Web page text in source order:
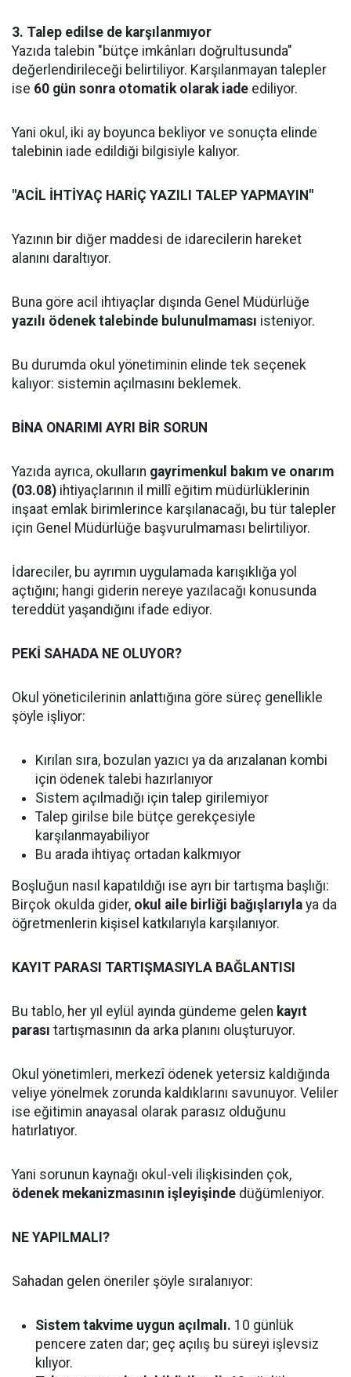
3. Talep edilse de karşılanmıyor
Yazıda talebin "bütçe imkânları doğrultusunda"
değerlendirileceği belirtiliyor. Karşılanmayan talepler
ise 60 gün sonra otomatik olarak iade ediliyor.
Yani okul, iki ay boyunca bekliyor ve sonuçta elinde
talebinin iade edildiği bilgisiyle kalıyor.
"ACİL İHTİYAÇ HARİÇ YAZILI TALEP YAPMAYIN"
Yazının bir diğer maddesi de idarecilerin hareket
alanını daraltıyor.
Buna göre acil ihtiyaçlar dışında Genel Müdürlüğe
yazılı ödenek talebinde bulunulmaması isteniyor.
Bu durumda okul yönetiminin elinde tek seçenek
kalıyor: sistemin açılmasını beklemek.
BİNA ONARIMI AYRI BİR SORUN
Yazıda ayrıca, okulların gayrimenkul bakım ve onarım
(03.08) ihtiyaçlarının il millî eğitim müdürlüklerinin
inşaat emlak birimlerince karşılanacağı, bu tür talepler
için Genel Müdürlüğe başvurulmaması belirtiliyor.
İdareciler, bu ayrımın uygulamada karışıklığa yol
açtığını; hangi giderin nereye yazılacağı konusunda
tereddüt yaşandığını ifade ediyor.
PEKİ SAHADA NE OLUYOR?
Okul yöneticilerinin anlattığına göre süreç genellikle
şöyle işliyor:
Kırılan sıra, bozulan yazıcı ya da arızalanan kombi
için ödenek talebi hazırlanıyor
Sistem açılmadığı için talep girilemiyor
Talep girilse bile bütçe gerekçesiyle
karşılanmayabiliyor
Bu arada ihtiyaç ortadan kalkmıyor
Boşluğun nasıl kapatıldığı ise ayrı bir tartışma başlığı:
Birçok okulda gider, okul aile birliği bağışlarıyla ya da
öğretmenlerin kişisel katkılarıyla karşılanıyor.
KAYIT PARASI TARTIŞMASIYLA BAĞLANTISI
Bu tablo, her yıl eylül ayında gündeme gelen kayıt
parası tartışmasının da arka planını oluşturuyor.
Okul yönetimleri, merkezî ödenek yetersiz kaldığında
veliye yönelmek zorunda kaldıklarını savunuyor. Veliler
ise eğitimin anayasal olarak parasız olduğunu
hatırlatıyor.
Yani sorunun kaynağı okul-veli ilişkisinden çok,
ödenek mekanizmasının işleyişinde düğümleniyor.
NE YAPILMALI?
Sahadan gelen öneriler şöyle sıralanıyor:
Sistem takvime uygun açılmalı. 10 günlük
pencere zaten dar; geç açılış bu süreyi işlevsiz
kılıyor.